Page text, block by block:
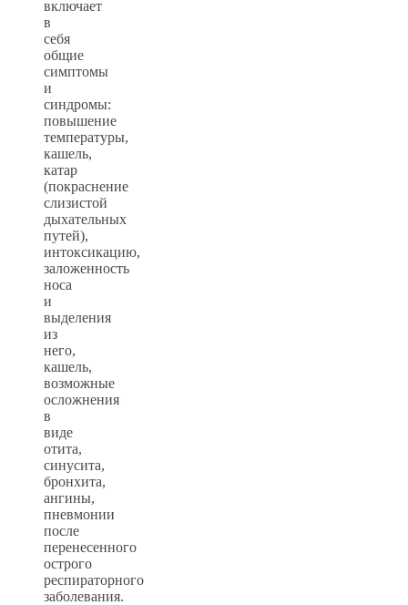
включает
в
себя
общие
симптомы
и
синдромы:
повышение
температуры,
кашель,
катар
(покраснение
слизистой
дыхательных
путей),
интоксикацию,
заложенность
носа
и
выделения
из
него,
кашель,
возможные
осложнения
в
виде
отита,
синусита,
бронхита,
ангины,
пневмонии
после
перенесенного
острого
респираторного
заболевания.